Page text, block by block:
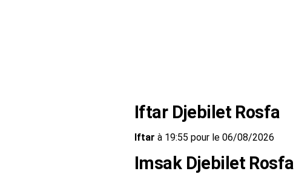
Iftar Djebilet Rosfa
Iftar à 19:55 pour le 06/08/2026
Imsak Djebilet Rosfa